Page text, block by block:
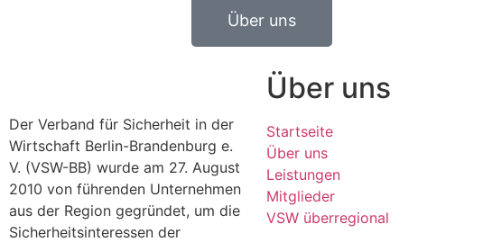
Über uns
Der Verband für Sicherheit in der
Wirtschaft Berlin-Brandenburg e.
V. (VSW-BB) wurde am 27. August
2010 von führenden Unternehmen
aus der Region gegründet, um die
Sicherheitsinteressen der
Über uns
Startseite
Über uns
Leistungen
Mitglieder
VSW überregional